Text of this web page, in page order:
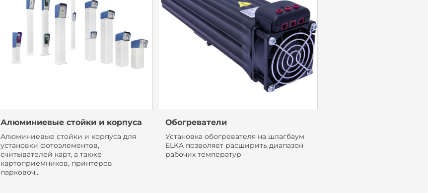
Алюминиевые стойки и корпуса
Алюминиевые стойки и корпуса для
установки фотоэлементов,
считывателей карт, а также
картоприемников, принтеров
парковоч...
Обогреватели
Установка обогревателя на шлагбаум
ELKA позволяет расширить диапазон
рабочих температур